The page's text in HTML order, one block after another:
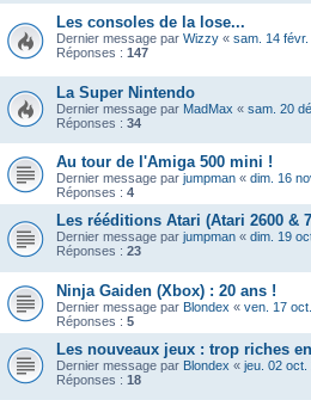
Les consoles de la lose...
Dernier message par Wizzy « sam. 14
Réponses : 147
La Super Nintendo
Dernier message par MadMax « sam. 20
Réponses : 34
Au tour de l'Amiga 500 mini !
Dernier message par jumpman « dim. 16
Réponses : 4
Les rééditions Atari (Atari 2600 &
Dernier message par jumpman « dim. 19
Réponses : 23
Ninja Gaiden (Xbox) : 20 ans !
Dernier message par Blondex « ven. 17
Réponses : 5
Les nouveaux jeux : trop riches
Dernier message par Blondex « jeu. 02 oct.
Réponses : 18